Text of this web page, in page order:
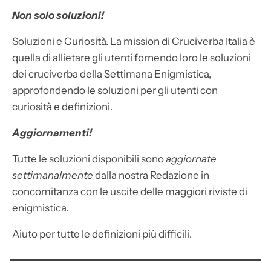
Non solo soluzioni!
Soluzioni e Curiosità. La mission di Cruciverba Italia è
quella di allietare gli utenti fornendo loro le soluzioni
dei cruciverba della Settimana Enigmistica,
approfondendo le soluzioni per gli utenti con
curiosità e definizioni.
Aggiornamenti!
Tutte le soluzioni disponibili sonoaggiornate
settimanalmente dalla nostra Redazione in
concomitanza con le uscite delle maggiori riviste di
enigmistica.
Aiuto per tutte le definizioni più difficili.